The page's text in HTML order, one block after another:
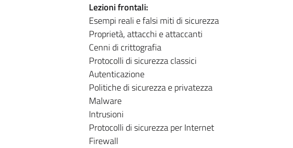
Lezioni frontali:
Esempi reali e falsi miti di sicurezza
Proprietà, attacchi e attaccanti
Cenni di crittografia
Protocolli di sicurezza classici
Autenticazione
Politiche di sicurezza e privatezza
Malware
Intrusioni
Protocolli di sicurezza per Internet
Firewall